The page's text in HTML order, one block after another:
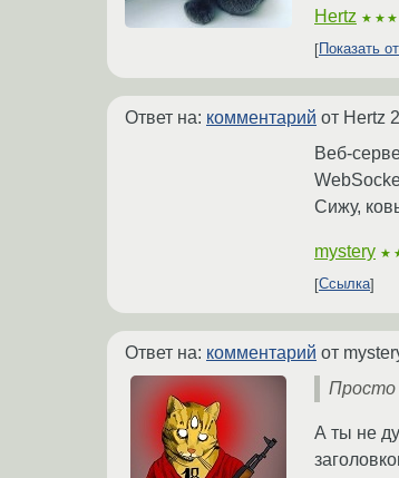
Hertz
Показать
Ответ на: комментарий от Hertz
Веб-
Сижу,
mystery
Ссылка
Ответ на: комментарий от
Просто
А ты не